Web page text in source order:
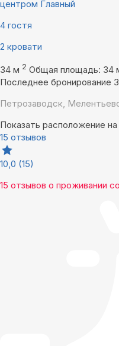
центром Главный
4 гостя
2 кровати
34 м 2 Общая площадь: 34
Последнее бронирование
Петрозаводск,
Показать расположение
15 отзывов
10,0 (15)
15 отзывов о проживании